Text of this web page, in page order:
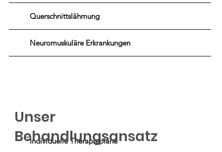
Querschnittslähmung
Neuromuskuläre Erkrankungen
Individuelle Therapiepläne
Unser
Behandlungsansatz